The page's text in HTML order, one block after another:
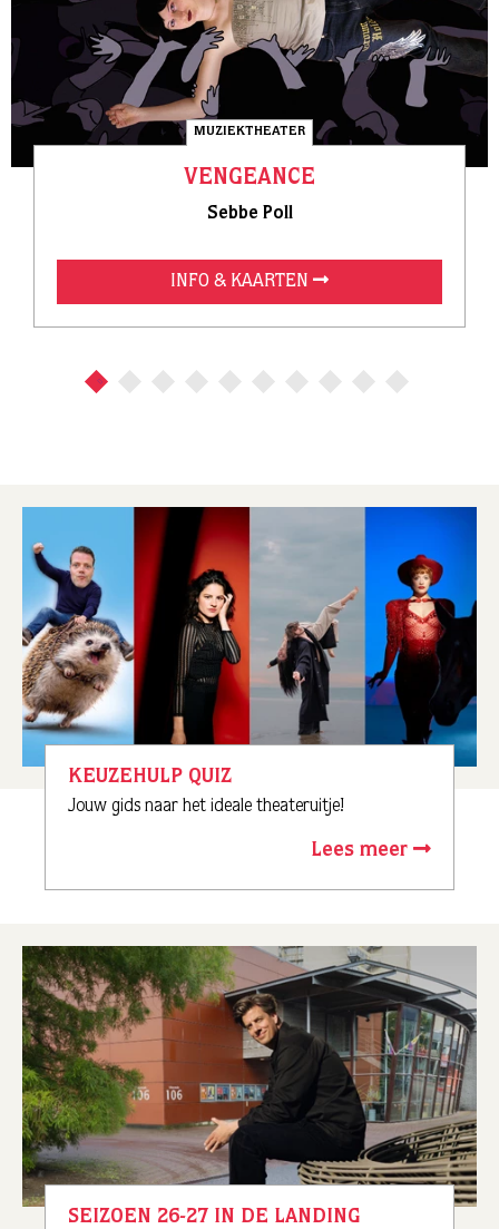
MUZIEKTHEATER
VENGEANCE
Sebbe Poll
INFO & KAARTEN
KEUZEHULP QUIZ
Jouw gids naar het ideale theateruitje!
Lees meer
SEIZOEN 26-27 IN DE LANDING